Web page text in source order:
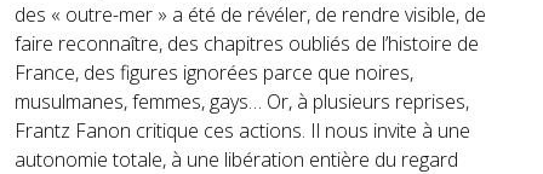
des « outre-mer » a été de révéler, de rendre visible, de
faire reconnaître, des chapitres oubliés de l’histoire de
France, des figures ignorées parce que noires,
musulmanes, femmes, gays… Or, à plusieurs reprises,
Frantz Fanon critique ces actions. Il nous invite à une
autonomie totale, à une libération entière du regard